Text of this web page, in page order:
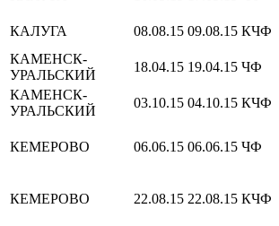
КАЛУГА 08.08.15 09.08.15 КЧФ
КАМЕНСК-
УРАЛЬСКИЙ
18.04.15 19.04.15 ЧФ
КАМЕНСК-
УРАЛЬСКИЙ
03.10.15 04.10.15 КЧФ
КЕМЕРОВО 06.06.15 06.06.15 ЧФ
КЕМЕРОВО 22.08.15 22.08.15 КЧФ